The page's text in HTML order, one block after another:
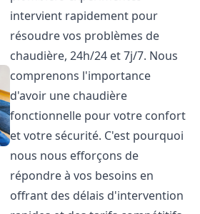
intervient rapidement pour
résoudre vos problèmes de
chaudière, 24h/24 et 7j/7. Nous
comprenons l'importance
d'avoir une chaudière
fonctionnelle pour votre confort
et votre sécurité. C'est pourquoi
nous nous efforçons de
répondre à vos besoins en
offrant des délais d'intervention